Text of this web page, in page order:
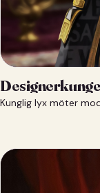
Kunglig lyx möter